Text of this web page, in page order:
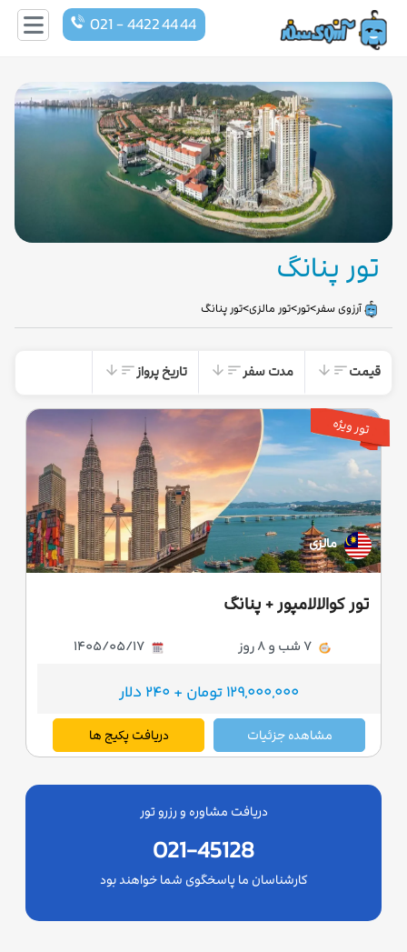
021 - 4422 44 44
تور پنانگ
آرزوی سفر>تور>تور مالزی>تور پنانگ
دریافت مشاوره و رزرو تور
021-45128
کارشناسان ما پاسخگوی شما خواهند بود
قیمت arrow_downward sort مدت سفر arrow_downward sort تاریخ پرواز arrow_downward sort
تور ویژه
مالزی
تور کوالالامپور + پنانگ
1405/05/17
129,000,000 تومان + 240 دلار
مشاهده جزئیات دریافت پکیج ها